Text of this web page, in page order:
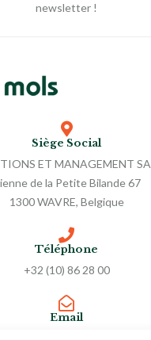
newsletter !
Siège Social
ET MANAGEMENT SA
de la Petite Bilande 67
1300 WAVRE, Belgique
Téléphone
+32 (10) 86 28 00
Email